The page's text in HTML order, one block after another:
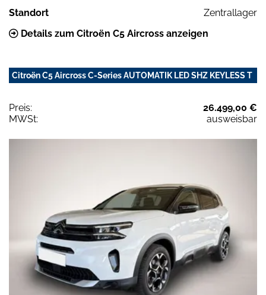
Standort
Zentrallager
Details zum Citroën C5 Aircross anzeigen
Citroën C5 Aircross C-Series AUTOMATIK LED SHZ KEYLESS T
Preis:
26.499,00 €
MWSt:
ausweisbar